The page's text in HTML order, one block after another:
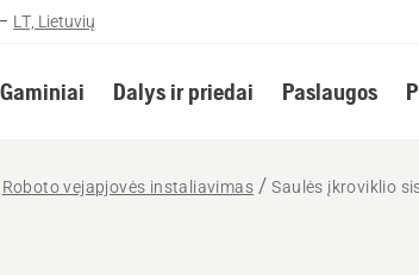
– LT, Lietuvių
Gaminiai Dalys ir priedai Paslaugos
Roboto vejapjovės instaliavimas Saulės įkroviklio